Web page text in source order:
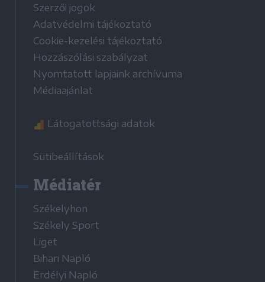
Szerzői jogok
Adatvédelmi tájékoztató
Cookie-kezelési tájékoztató
Hozzászólási szabályzat
Nyomtatott lapjaink archívuma
Médiaajánlat
Látogatottsági adatok
Sütibeállítások
Médiatér
Székelyhon
Székely Sport
Liget
Bihari Napló
Erdélyi Napló